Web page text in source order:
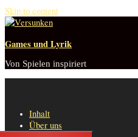
Skip to content
Games und Lyrik
Von Spielen inspiriert
Inhalt
Über uns